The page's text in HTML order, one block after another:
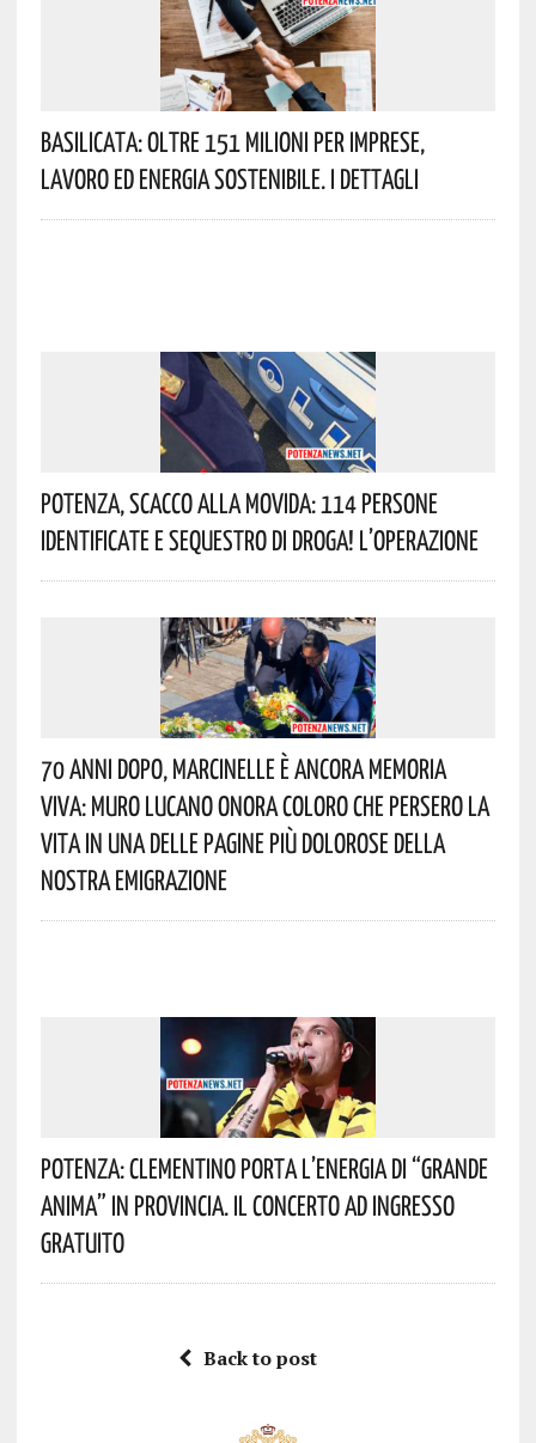
Basilicata: Oltre 151 Milioni Per Imprese,
Lavoro Ed Energia Sostenibile. I Dettagli
Potenza, Scacco Alla Movida: 114 Persone
Identificate E Sequestro Di Droga! L’operazione
70 Anni Dopo, Marcinelle È Ancora Memoria
Viva: Muro Lucano Onora Coloro Che Persero La
Vita In Una Delle Pagine Più Dolorose Della
Nostra Emigrazione
Potenza: Clementino Porta L’energia Di “Grande
Anima” In Provincia. Il Concerto Ad Ingresso
Gratuito
Back to post